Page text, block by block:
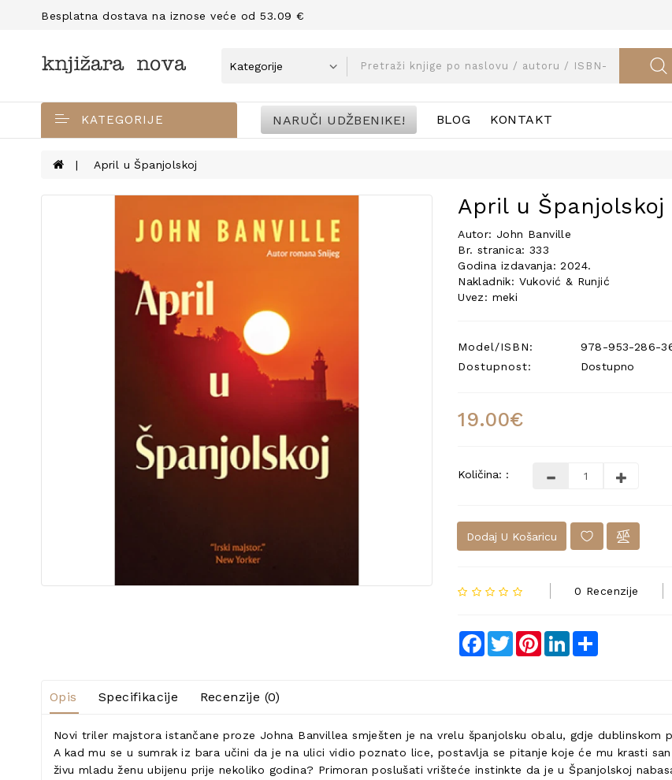
Besplatna dostava na iznose veće od 53.09 €
KATEGORIJE NARUČI UDŽBENIKE! BLOG KONTAKT
April u Španjolskoj
April u Španjolskoj
Autor: John Banville
Br. stranica: 333
Godina izdavanja: 2024.
Nakladnik: Vuković & Runjić
Uvez: meki
Model/ISBN:
978-953-286-
Dostupnost:
Dostupno
19.00€
Količina: :
Dodaj U Košaricu
0 Recenzije
Facebook
TwitterPinterestLinkedIn
Opis Specifikacije Recenzije (0)
Novi triler majstora istančane proze Johna Banvillea smješten je na vrelu španjolsku obalu, gdje
A kad mu se u sumrak iz bara učini da je na ulici vidio poznato lice, postavlja se pitanje koje će mu krasti
živu mladu ženu ubijenu prije nekoliko godina? Primoran poslušati vrišteće instinkte da je u Španjolskoj